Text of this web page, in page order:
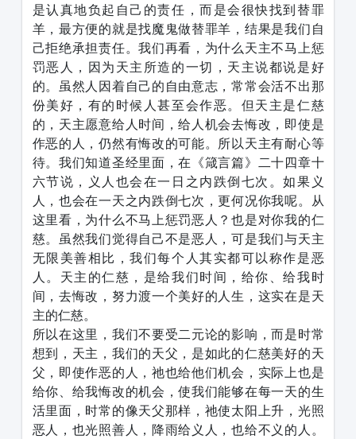
是认真地负起自己的责任，而是会很快找到替罪
羊，最方便的就是找魔鬼做替罪羊，结果是我们自
己拒绝承担责任。我们再看，为什么天主不马上惩
罚恶人，因为天主所造的一切，天主说都说是好
的。虽然人因着自己的自由意志，常常会活不出那
份美好，有的时候人甚至会作恶。但天主是仁慈
的，天主愿意给人时间，给人机会去悔改，即使是
作恶的人，仍然有悔改的可能。所以天主有耐心等
待。我们知道圣经里面，在《箴言篇》二十四章十
六节说，义人也会在一日之内跌倒七次。如果义
人，也会在一天之内跌倒七次，更何况你我呢。从
这里看，为什么不马上惩罚恶人？也是对你我的仁
慈。虽然我们觉得自己不是恶人，可是我们与天主
无限美善相比，我们每个人其实都可以称作是恶
人。天主的仁慈，是给我们时间，给你、给我时
间，去悔改，努力渡一个美好的人生，这实在是天
主的仁慈。
所以在这里，我们不要受二元论的影响，而是时常
想到，天主，我们的天父，是如此的仁慈美好的天
父，即使作恶的人，祂也给他们机会，实际上也是
给你、给我悔改的机会，使我们能够在每一天的生
活里面，时常的像天父那样，祂使太阳上升，光照
恶人，也光照善人，降雨给义人，也给不义的人。